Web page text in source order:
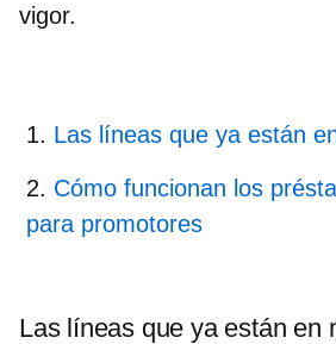
vigor.
Las líneas que ya están
Cómo funcionan los
para promotores
Las líneas que ya están en